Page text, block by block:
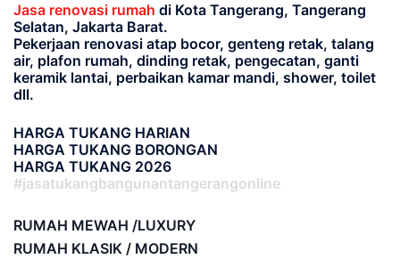
Jasa renovasi rumah di Kota Tangerang, Tangerang
Selatan, Jakarta Barat.
Pekerjaan renovasi atap bocor, genteng retak, talang
air, plafon rumah, dinding retak, pengecatan, ganti
keramik lantai, perbaikan kamar mandi, shower, toilet
dll.
HARGA TUKANG HARIAN
HARGA TUKANG BORONGAN
HARGA TUKANG 2026
#jasatukangbangunantangerangonline
RUMAH MEWAH /LUXURY
RUMAH KLASIK / MODERN